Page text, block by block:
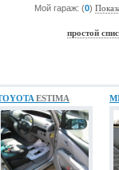
Мой гараж: (0)
простой
ESTIMA